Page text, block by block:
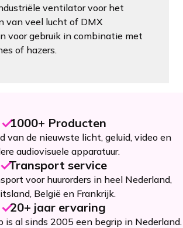
ventilator voor het
van veel lucht of DMX
voor gebruik in combinatie met
of hazers.
1000+ Producten
van de nieuwste licht, geluid, video en
audiovisuele apparatuur.
Transport service
voor huurorders in heel Nederland,
België en Frankrijk.
20+ jaar ervaring
is al sinds 2005 een begrip in Nederland.